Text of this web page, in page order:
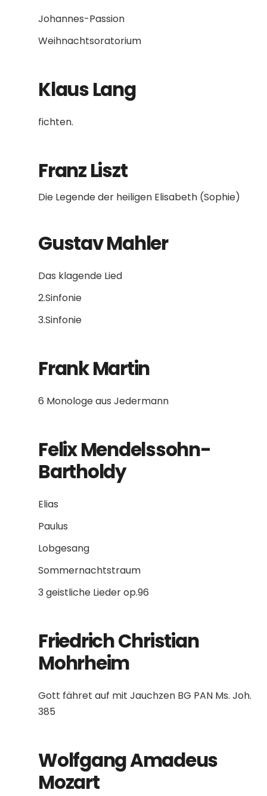
Johannes-Passion
Weihnachtsoratorium
Klaus Lang
fichten.
Franz Liszt
Die Legende der heiligen Elisabeth (Sophie)
Gustav Mahler
Das klagende Lied
2.Sinfonie
3.Sinfonie
Frank Martin
6 Monologe aus Jedermann
Felix Mendelssohn-
Bartholdy
Elias
Paulus
Lobgesang
Sommernachtstraum
3 geistliche Lieder op.96
Friedrich Christian
Mohrheim
Gott fähret auf mit Jauchzen BG PAN Ms. Joh.
385
Wolfgang Amadeus
Mozart